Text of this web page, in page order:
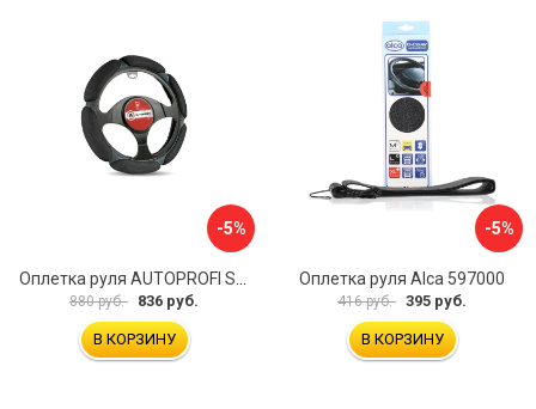
-5%
880 руб. 836 руб.
В КОРЗИНУ
-5%
Оплетка руля Alca 597000
416 руб. 395 руб.
В КОРЗИНУ